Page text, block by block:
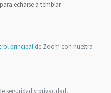
echarse a temblar.
principalde Zoom con nuestra
seguridad y privacidad,